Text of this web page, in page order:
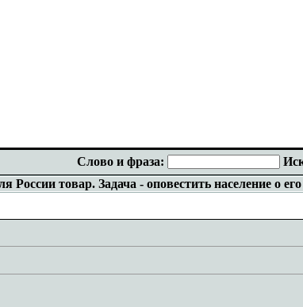
Слово и фраза:
России товар. Задача - оповестить население о